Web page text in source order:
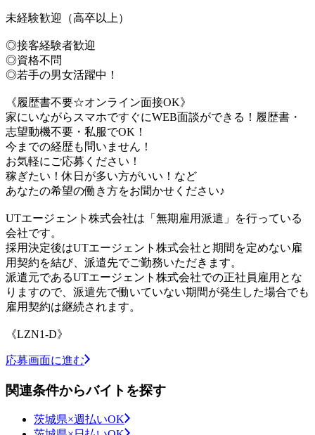
未経験歓迎（高卒以上）
◎接客経験者歓迎
◎資格不問
◎若手の男女活躍中！
《履歴書不要☆オンライン面接OK》
家にいながらスマホですぐにWEB面談ができる！履歴書・
志望動機不要・私服でOK！
今までの経歴も問いません！
お気軽にご応募ください！
稼ぎたい！休日が多い方がいい！など
あなたの希望の働き方をお聞かせください♪
UTエージェント株式会社は「無期雇用派遣」を行っている
会社です。
採用決定後はUTエージェント株式会社と期間を定めない雇
用契約を結び、派遣先でご勤務いただきます。
派遣元であるUTエージェント株式会社での正社員雇用とな
りますので、派遣先で働いていない期間が発生した場合でも
雇用契約は継続されます。
《LZN1-D》
応募画面に進む
関連条件からバイトを探す
茨城県×週払いOK